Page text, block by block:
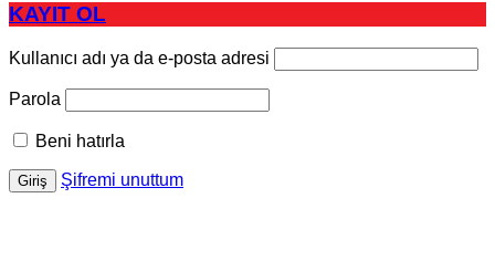
KAYIT OL
Kullanıcı adı ya da e-posta adresi
Parola
Beni hatırla
Şifremi unuttum